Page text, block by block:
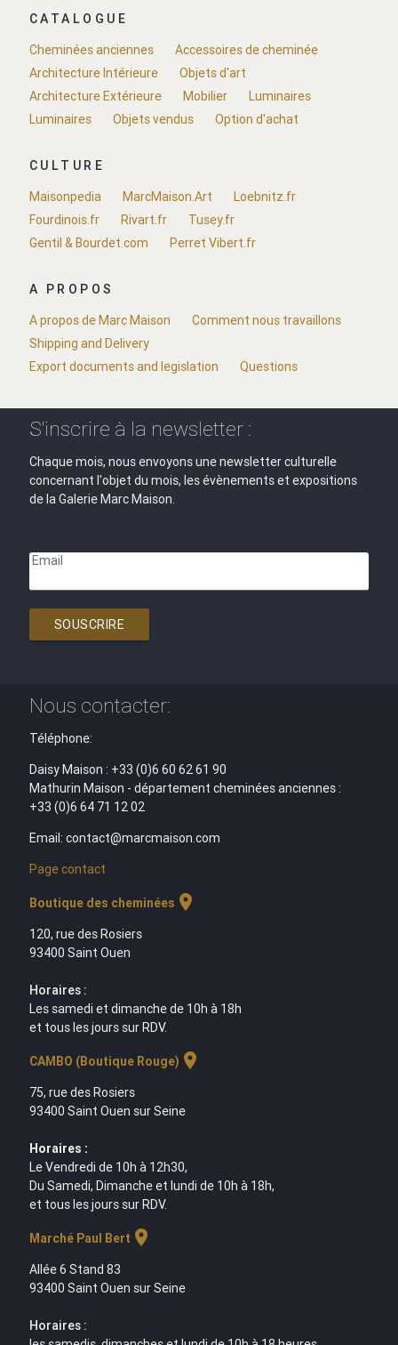
CATALOGUE
Cheminées anciennes
Accessoires de cheminée
Architecture Intérieure
Objets d'art
Architecture Extérieure
Mobilier
Luminaires
Luminaires
Objets vendus Option d'achat
CULTURE
Maisonpedia
MarcMaison.Art
Loebnitz.fr
Fourdinois.fr
Rivart.fr
Tusey.fr
Gentil & Bourdet.com
Perret Vibert.fr
A PROPOS
A propos de Marc Maison
Comment nous travaillons
Shipping and Delivery
Export documents and legislation
Questions
S'inscrire à la newsletter :
Chaque mois, nous envoyons une newsletter culturelle
concernant l'objet du mois, les évènements et expositions
de la Galerie Marc Maison.
Email
SOUSCRIRE
Nous contacter:
Téléphone:
Daisy Maison : +33 (0)6 60 62 61 90
Mathurin Maison - département cheminées anciennes :
+33 (0)6 64 71 12 02
Email: contact@marcmaison.com
Page contact
Boutique des cheminées location_on
120, rue des Rosiers
93400 Saint Ouen
Horaires :
Les samedi et dimanche de 10h à 18h
et tous les jours sur RDV.
CAMBO (Boutique Rouge) location_on
75, rue des Rosiers
93400 Saint Ouen sur Seine
Horaires :
Le Vendredi de 10h à 12h30,
Du Samedi, Dimanche et lundi de 10h à 18h,
et tous les jours sur RDV.
Marché Paul Bert location_on
Allée 6 Stand 83
93400 Saint Ouen sur Seine
Horaires :